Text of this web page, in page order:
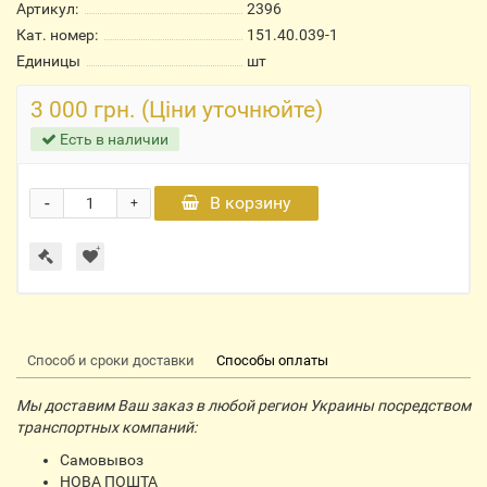
Артикул:
2396
Кат. номер:
151.40.039-1
Единицы
шт
3 000 грн. (Ціни уточнюйте)
Есть в наличии
+
- В корзину
Способ и сроки доставки Способы оплаты
Мы доставим Ваш заказ в любой регион Украины посредством
транспортных компаний:
Самовывоз
НОВА ПОШТА